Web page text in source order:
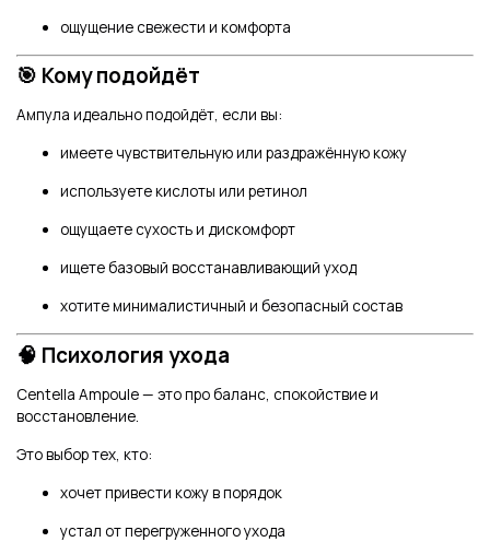
ощущение свежести и комфорта
🎯 Кому подойдёт
Ампула идеально подойдёт, если вы:
имеете чувствительную или раздражённую кожу
используете кислоты или ретинол
ощущаете сухость и дискомфорт
ищете базовый восстанавливающий уход
хотите минималистичный и безопасный состав
🧠 Психология ухода
Centella Ampoule — это про баланс, спокойствие и
восстановление.
Это выбор тех, кто:
хочет привести кожу в порядок
устал от перегруженного ухода